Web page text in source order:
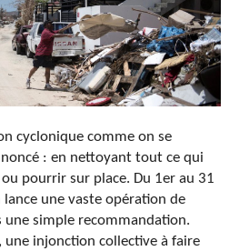
cyclonique comme on se
: en nettoyant tout ce qui
pourrir sur place. Du 1er au 31
une vaste opération de
une simple recommandation.
une injonction collective à faire